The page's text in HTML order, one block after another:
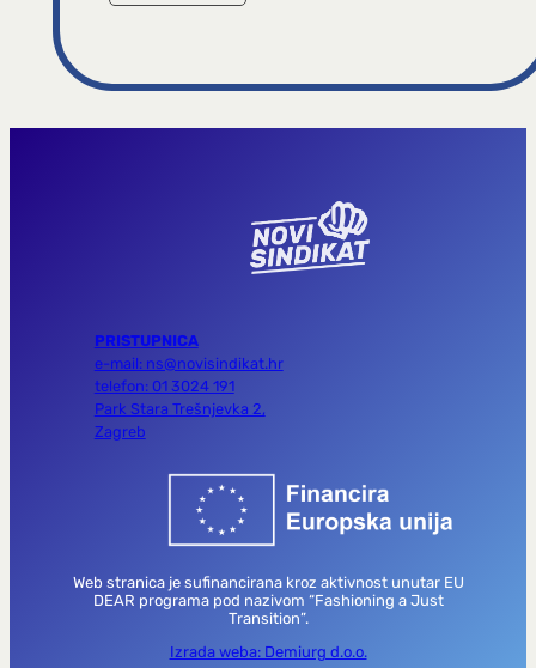
PRISTUPNICA
e-mail: ns@novisindikat.hr
telefon: 01 3024 191
Park Stara Trešnjevka 2,
Zagreb
Web stranica je sufinancirana kroz aktivnost unutar EU
DEAR programa pod nazivom “Fashioning a Just
Transition”.
Izrada weba: Demiurg d.o.o.